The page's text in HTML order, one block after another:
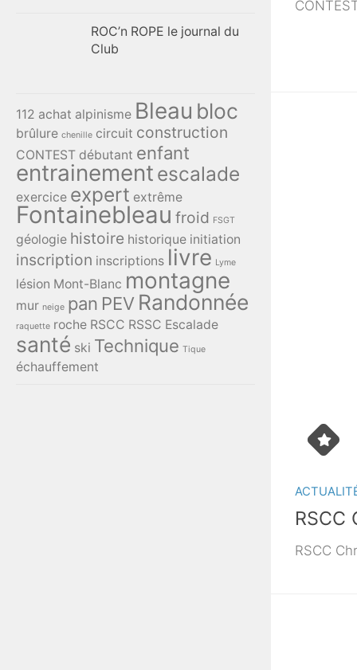
RSCC
RSCC
ROC’n ROPE le journal du
Club
112 achat alpinisme Bleau bloc
brûlure chenille circuit construction
CONTEST débutant enfant
entrainement escalade
exercice expert extrême
Fontainebleau froid FSGT
géologie histoire historique initiation
inscription inscriptions livre Lyme
lésion Mont-Blanc montagne
mur neige pan PEV Randonnée
raquette roche RSCC RSSC Escalade
santé ski Technique Tique
échauffement